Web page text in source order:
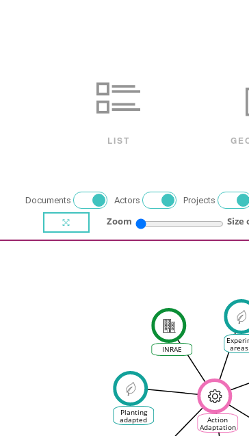
LIST
Documents Actors Projects
Zoom Size
Action
Adaptation
INRAE
Planting
adapted
grape